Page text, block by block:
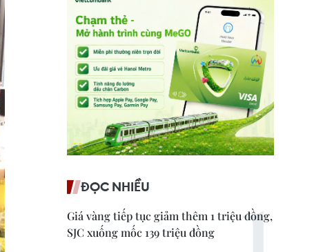
ĐỌC NHIỀU
Giá vàng tiếp tục giảm thêm 1 triệu đồng,
SJC xuống mốc 139 triệu đồng